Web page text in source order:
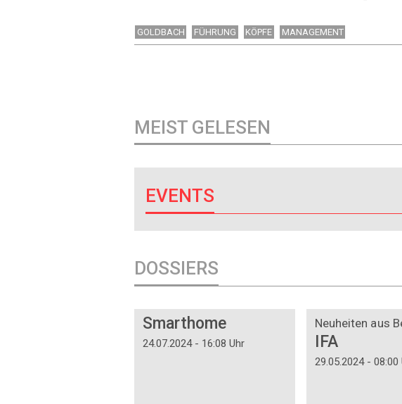
GOLDBACH FÜHRUNG KÖPFE MANAGEMENT
MEIST GELESEN
EVENTS
DOSSIERS
Smarthome
24.07.2024 - 16:08 Uhr
Neuheiten aus
IFA
29.05.2024 - 08:00